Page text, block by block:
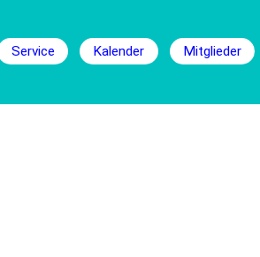
Service Kalender Mitglieder